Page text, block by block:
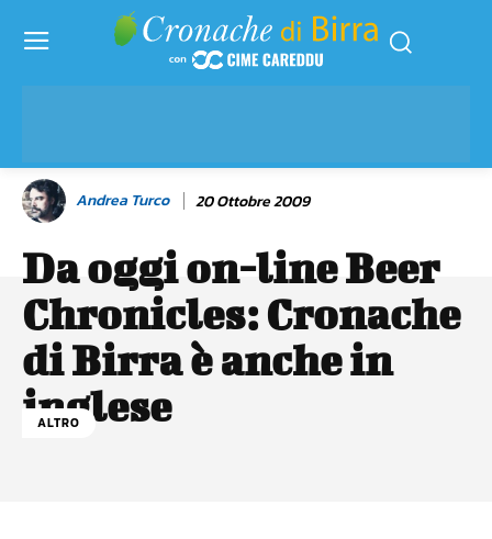
Andrea Turco 20 Ottobre 2009
Da oggi on-line Beer
Chronicles: Cronache
di Birra è anche in
inglese
ALTRO